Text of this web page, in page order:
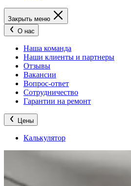
Закрыть меню
О нас
Наша команда
Наши клиенты и партнеры
Отзывы
Вакансии
Вопрос-ответ
Сотрудничество
Гарантии на ремонт
Цены
Калькулятор